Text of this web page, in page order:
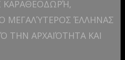
ΚΑΡΑΘΕΟΔΩΡΉ,
ΜΕΓΑΛΎΤΕΡΟΣ ΈΛΛΗΝΑΣ
ΤΗΝ ΑΡΧΑΙΌΤΗΤΑ ΚΑΙ